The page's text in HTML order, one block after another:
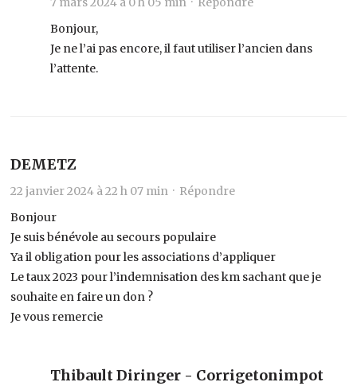
Bonjour,
Je ne l’ai pas encore, il faut utiliser l’ancien dans
l’attente.
DEMETZ
22 janvier 2024 à 22 h 07 min · Répondre
Bonjour
Je suis bénévole au secours populaire
Ya il obligation pour les associations d’appliquer
Le taux 2023 pour l’indemnisation des km sachant que je
souhaite en faire un don ?
Je vous remercie
Thibault Diringer - Corrigetonimpot